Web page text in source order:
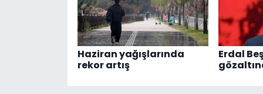
Haziran yağışlarında
rekor artış
Erdal